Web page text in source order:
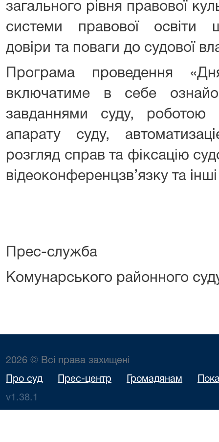
загального рівня правової
системи правової освіти
довіри та поваги до судової
Програма проведення
включатиме в себе
завданнями суду, роботою
апарату суду,
розгляд справ та фіксацію
відеоконференцзв’язку та
Прес-служба
Комунарського районного
2026 © Всі права захищені
Про суд Прес-центр Громадянам
v1.38.1